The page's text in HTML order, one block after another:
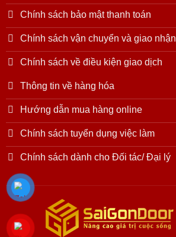
Chính sách bảo mật thanh toán
Chính sách vận chuyển và giao nhận
Chính sách về điều kiện giao dịch
Thông tin về hàng hóa
Hướng dẫn mua hàng online
Chính sách tuyển dụng việc làm
Chính sách dành cho Đối tác/ Đại lý